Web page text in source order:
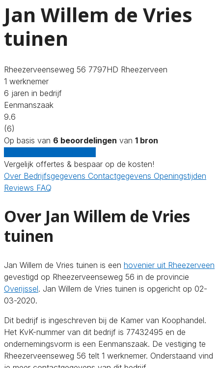
Jan Willem de Vries
tuinen
Rheezerveenseweg 56 7797HD Rheezerveen
1 werknemer
6 jaren in bedrijf
Eenmanszaak
9.6
(6)
Op basis van 6 beoordelingen van 1 bron
Vergelijk offertes & bespaar op de kosten!
Over Bedrijfsgegevens Contactgegevens Openingstijden
Reviews FAQ
Over Jan Willem de Vries
tuinen
Jan Willem de Vries tuinen is een hovenier uit Rheezerveen
gevestigd op Rheezerveenseweg 56 in de provincie
Overijssel. Jan Willem de Vries tuinen is opgericht op 02-
03-2020.
Dit bedrijf is ingeschreven bij de Kamer van Koophandel.
Het KvK-nummer van dit bedrijf is 77432495 en de
ondernemingsvorm is een Eenmanszaak. De vestiging te
Rheezerveenseweg 56 telt 1 werknemer. Onderstaand vind